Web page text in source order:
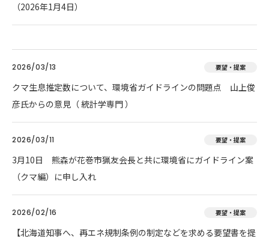
（2026年1月4日）
2026/03/13 要望・提案
クマ生息推定数について、環境省ガイドラインの問題点 山上俊
彦氏からの意見（ 統計学専門 ）
2026/03/11 要望・提案
3月10日 熊森が花巻市猟友会長と共に環境省にガイドライン案
（クマ編）に申し入れ
2026/02/16 要望・提案
【北海道知事へ、再エネ規制条例の制定などを求める要望書を提